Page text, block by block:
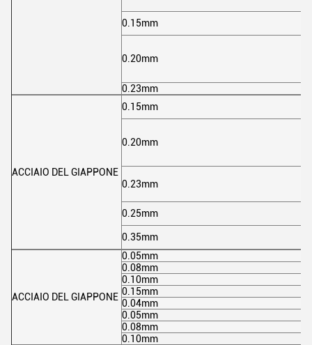
0.15mm
0.20mm
0.23mm
ACCIAIO DEL GIAPPONE
0.15mm
0.20mm
0.23mm
0.25mm
0.35mm
ACCIAIO DEL GIAPPONE
0.05mm
0.08mm
0.10mm
0.15mm
0.04mm
0.05mm
0.08mm
0.10mm